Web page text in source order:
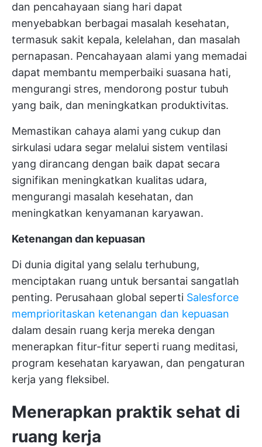
dan pencahayaan siang hari dapat
menyebabkan berbagai masalah kesehatan,
termasuk sakit kepala, kelelahan, dan masalah
pernapasan. Pencahayaan alami yang memadai
dapat membantu memperbaiki suasana hati,
mengurangi stres, mendorong postur tubuh
yang baik, dan meningkatkan produktivitas.
Memastikan cahaya alami yang cukup dan
sirkulasi udara segar melalui sistem ventilasi
yang dirancang dengan baik dapat secara
signifikan meningkatkan kualitas udara,
mengurangi masalah kesehatan, dan
meningkatkan kenyamanan karyawan.
Ketenangan dan kepuasan
Di dunia digital yang selalu terhubung,
menciptakan ruang untuk bersantai sangatlah
penting. Perusahaan global seperti Salesforce
memprioritaskan ketenangan dan kepuasan
dalam desain ruang kerja mereka dengan
menerapkan fitur-fitur seperti ruang meditasi,
program kesehatan karyawan, dan pengaturan
kerja yang fleksibel.
Menerapkan praktik sehat di
ruang kerja